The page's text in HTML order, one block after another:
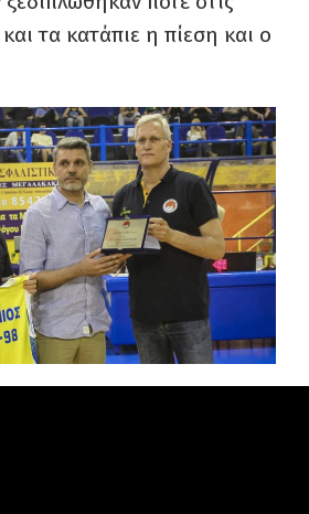
τα κατάπιε η πίεση και ο